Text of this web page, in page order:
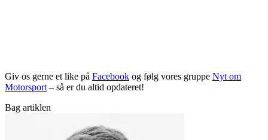
Giv os gerne et like på Facebook og følg vores gruppe Nyt om
Motorsport – så er du altid opdateret!
Bag artiklen